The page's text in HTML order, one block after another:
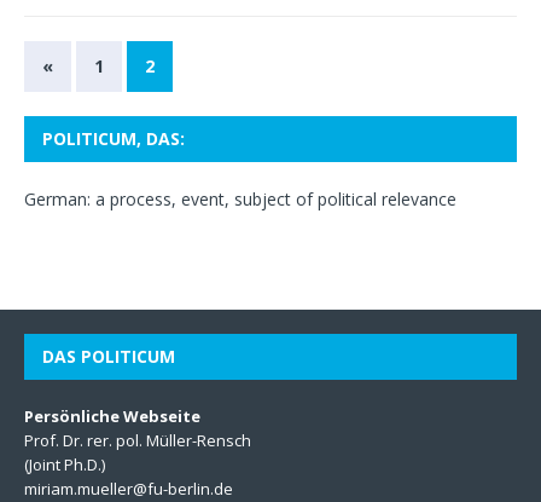
« 1 2
POLITICUM, DAS:
German: a process, event, subject of political relevance
DAS POLITICUM
Persönliche Webseite
Prof. Dr. rer. pol. Müller-Rensch
(Joint Ph.D.)
miriam.mueller@fu-berlin.de